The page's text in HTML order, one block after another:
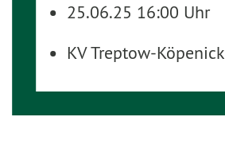
25.06.25 16:00 Uhr
KV Treptow-Köpenick